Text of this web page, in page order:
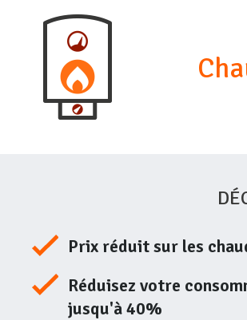
Prix réduit sur les
Réduisez votre
jusqu'à 40%